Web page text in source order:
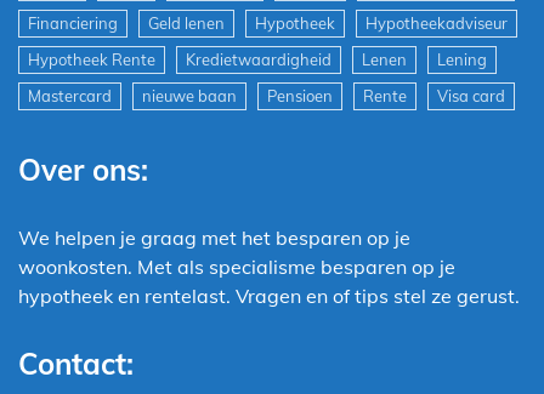
Financiering
Geld lenen Hypotheek
Hypotheekadviseur
Hypotheek Rente
Kredietwaardigheid Lenen
Lening
Mastercard
nieuwe baan Pensioen Rente Visa card
Over ons:
We helpen je graag met het besparen op je
woonkosten. Met als specialisme besparen op je
hypotheek en rentelast. Vragen en of tips stel ze gerust.
Contact: